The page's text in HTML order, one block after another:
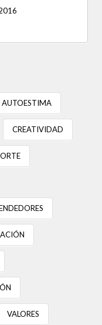
AUTOESTIMA
CREATIVIDAD
VALORES